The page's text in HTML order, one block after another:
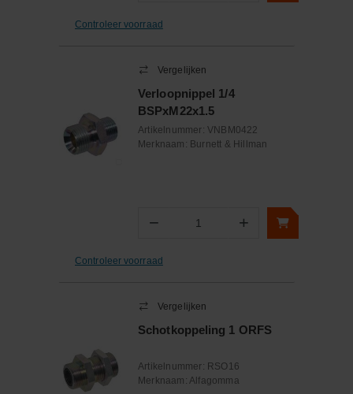
Controleer voorraad
Vergelijken
Verloopnippel 1/4
BSPxM22x1.5
Artikelnummer: VNBM0422
Merknaam: Burnett & Hillman
− Aantal +
Controleer voorraad
Vergelijken
Schotkoppeling 1 ORFS
Artikelnummer: RSO16
Merknaam: Alfagomma